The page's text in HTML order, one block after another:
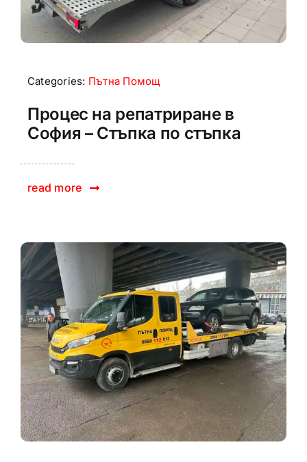
Categories: Пътна Помощ
Процес на репатриране в
София – Стъпка по стъпка
read more